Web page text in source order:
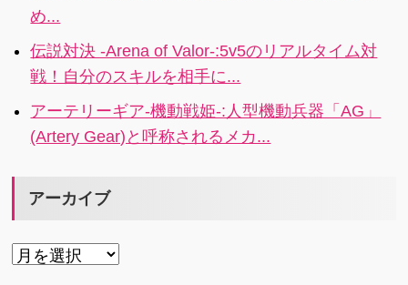
め...
伝説対決 -Arena of Valor-:5v5のリアルタイム対
戦！自分のスキルを相手に...
アーテリーギア-機動戦姫-:人型機動兵器「AG」
(Artery Gear)と呼称されるメカ...
アーカイブ
ア